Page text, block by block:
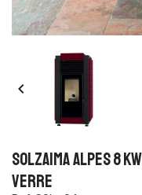

SOLZAIMA ALPES 8
VERRE